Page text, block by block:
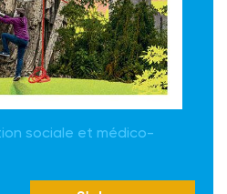
sociale et médico-